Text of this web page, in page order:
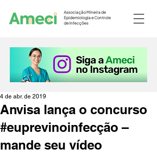
Associação Mineira de
Epidemiologia e Controle
de Infecções
Anvisa lança o concurso
#euprevinoinfecção –
mande seu vídeo
4 de abr. de 2019